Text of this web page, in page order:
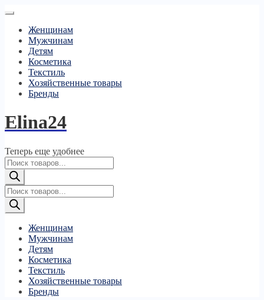
Женщинам
Мужчинам
Детям
Косметика
Текстиль
Хозяйственные товары
Бренды
Elina24
Теперь еще удобнее
Поиск
товаров
Поиск
товаров
Женщинам
Мужчинам
Детям
Косметика
Текстиль
Хозяйственные товары
Бренды